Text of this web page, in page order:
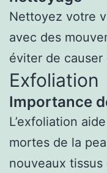
Nettoyez votre
avec des
éviter de causer
Exfoliation
Importance
L’exfoliation
mortes de la
nouveaux